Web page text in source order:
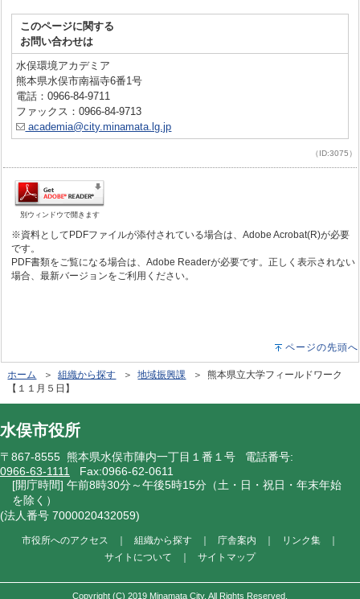
このページに関する
お問い合わせは
水俣環境アカデミア
熊本県水俣市南福寺6番1号
電話：0966-84-9711
ファックス：0966-84-9713
academia@city.minamata.lg.jp
（ID:3075）
別ウィンドウで開きます
※資料としてPDFファイルが添付されている場合は、Adobe Acrobat(R)が必要
です。
PDF書類をご覧になる場合は、Adobe Readerが必要です。正しく表示されない
場合、最新バージョンをご利用ください。
ページの先頭へ
ホーム ＞組織から探す ＞地域振興課 ＞ 熊本県立大学フィールドワーク
【１１月５日】
水俣市役所
〒867-8555 熊本県水俣市陣内一丁目１番１号 電話番号:
0966-63-1111 Fax:0966-62-0611
[開庁時間] 午前8時30分～午後5時15分（土・日・祝日・年末年始
を除く）
(法人番号 7000020432059)
市役所へのアクセス 組織から探す 庁舎案内 リンク集
サイトについて
サイトマップ
Copyright (C) 2019 Minamata City. All Rights Reserved.